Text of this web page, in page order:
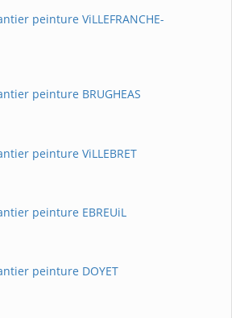
peinture ViLLEFRANCHE-
peinture BRUGHEAS
peinture ViLLEBRET
peinture EBREUiL
peinture DOYET